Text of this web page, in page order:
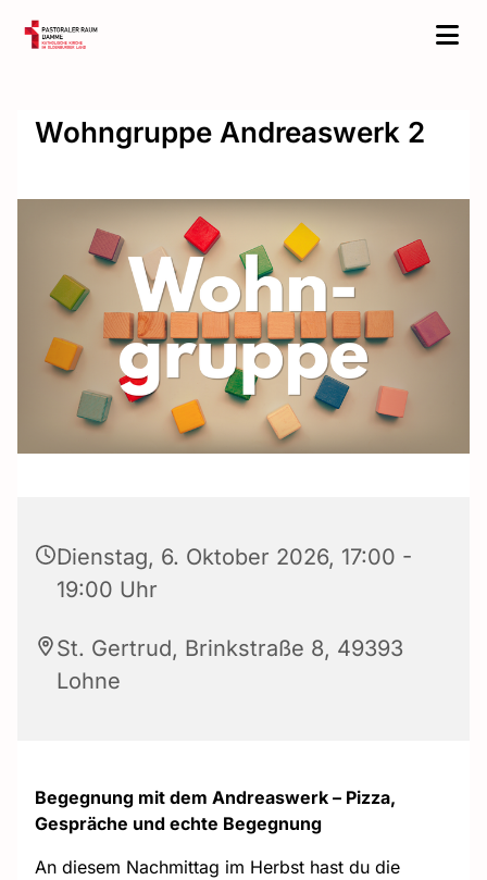
Wohngruppe Andreaswerk 2
Dienstag, 6. Oktober 2026, 17:00 -
19:00 Uhr
St. Gertrud, Brinkstraße 8, 49393
Lohne
Begegnung mit dem Andreaswerk – Pizza,
Gespräche und echte Begegnung
An diesem Nachmittag im Herbst hast du die